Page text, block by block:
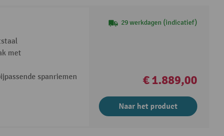
met
spanriemen
29 werkdagen (indicatief)
€ 1.889,00
Naar het product